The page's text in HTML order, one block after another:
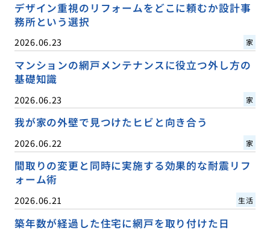
デザイン重視のリフォームをどこに頼むか設計事
務所という選択
2026.06.23 家
マンションの網戸メンテナンスに役立つ外し方の
基礎知識
2026.06.23 家
我が家の外壁で見つけたヒビと向き合う
2026.06.22 家
間取りの変更と同時に実施する効果的な耐震リフ
ォーム術
2026.06.21 生活
築年数が経過した住宅に網戸を取り付けた日